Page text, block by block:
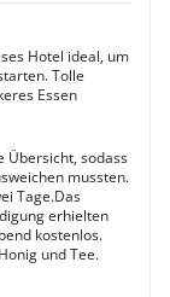
Hotel ideal, um
Tolle
Essen
Übersicht, sodass
mussten.
Tage.Das
erhielten
kostenlos.
und Tee.